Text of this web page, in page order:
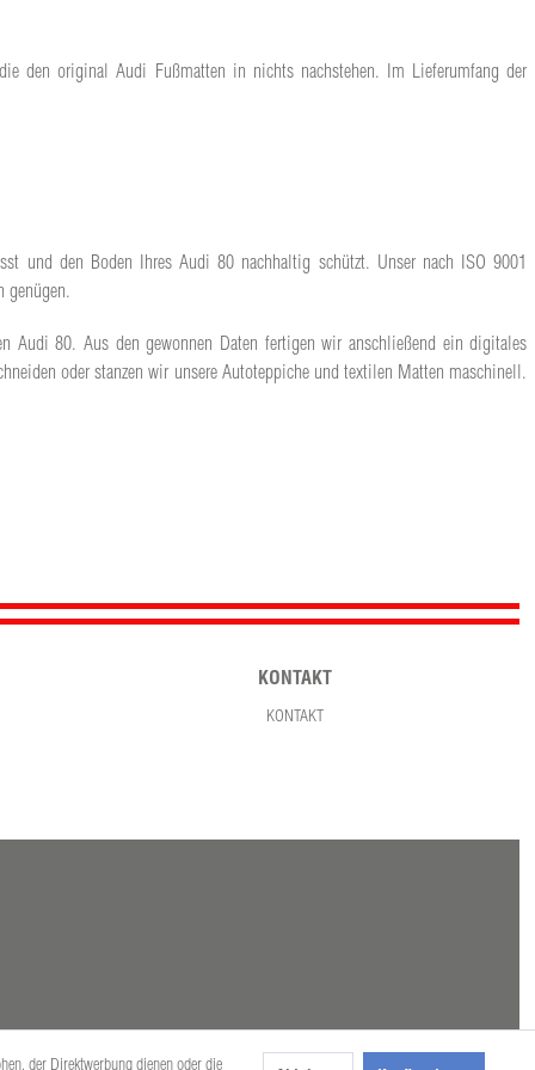
den original Audi Fußmatten in nichts nachstehen. Im Lieferumfang der
und den Boden Ihres Audi 80 nachhaltig schützt. Unser nach ISO 9001
genügen.
Audi 80. Aus den gewonnen Daten fertigen wir anschließend ein digitales
oder stanzen wir unsere Autoteppiche und textilen Matten maschinell.
KONTAKT
KONTAKT
der Direktwerbung dienen oder die